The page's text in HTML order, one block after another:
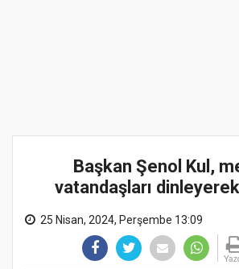
Başkan Şenol Kul,
vatandaşları
25 Nisan, 2024, Perşembe 13:09